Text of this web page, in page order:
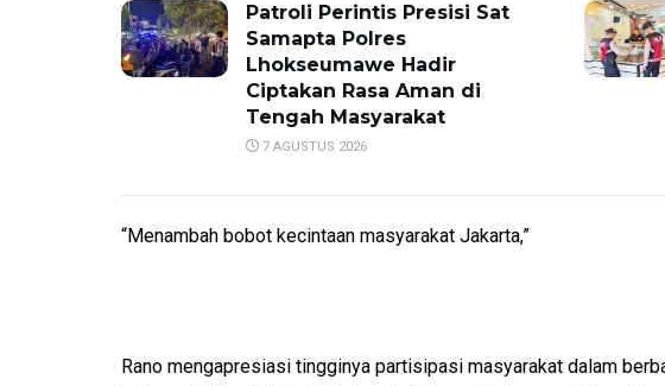
Patroli Perintis Presisi Sat
Samapta Polres
Lhokseumawe Hadir
Ciptakan Rasa Aman di
Tengah Masyarakat
7 AGUSTUS 2026
“Menambah bobot kecintaan masyarakat Jakarta,”
Rano mengapresiasi tingginya partisipasi masyarakat dalam